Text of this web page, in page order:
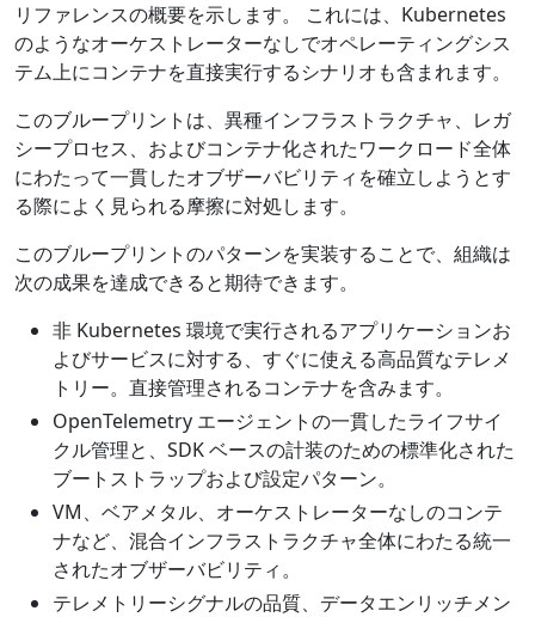
リファレンスの概要を示します。 これには、Kubernetes
のようなオーケストレーターなしでオペレーティングシス
テム上にコンテナを直接実行するシナリオも含まれます。
このブループリントは、異種インフラストラクチャ、レガ
シープロセス、およびコンテナ化されたワークロード全体
にわたって一貫したオブザーバビリティを確立しようとす
る際によく見られる摩擦に対処します。
このブループリントのパターンを実装することで、組織は
次の成果を達成できると期待できます。
非 Kubernetes 環境で実行されるアプリケーションお
よびサービスに対する、すぐに使える高品質なテレメ
トリー。直接管理されるコンテナを含みます。
OpenTelemetry エージェントの一貫したライフサイ
クル管理と、SDK ベースの計装のための標準化された
ブートストラップおよび設定パターン。
VM、ベアメタル、オーケストレーターなしのコンテ
ナなど、混合インフラストラクチャ全体にわたる統一
されたオブザーバビリティ。
テレメトリーシグナルの品質、データエンリッチメン